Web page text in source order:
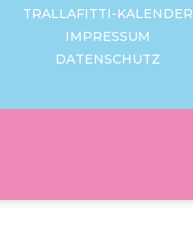
TRALLAFITTI-KALENDER
IMPRESSUM
DATENSCHUTZ